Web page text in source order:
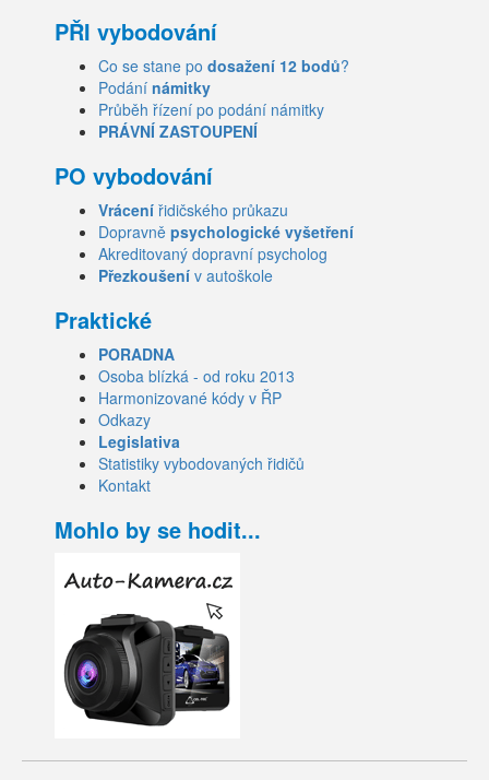
PŘI vybodování
Co se stane po dosažení 12 bodů?
Podání námitky
Průběh řízení po podání námitky
PRÁVNÍ ZASTOUPENÍ
PO vybodování
Vrácení řidičského průkazu
Dopravně psychologické vyšetření
Akreditovaný dopravní psycholog
Přezkoušení v autoškole
Praktické
PORADNA
Osoba blízká - od roku 2013
Harmonizované kódy v ŘP
Odkazy
Legislativa
Statistiky vybodovaných řidičů
Kontakt
Mohlo by se hodit...